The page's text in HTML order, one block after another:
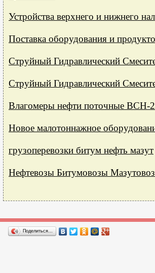
Устройства верхнего и нижнего
Поставка оборудования и
Струйный Гидравлический
Струйный Гидравлический
Влагомеры нефти поточные
Новое малотоннажное
грузоперевозки битум нефть мазут
Нефтевозы Битумовозы
Поделиться…